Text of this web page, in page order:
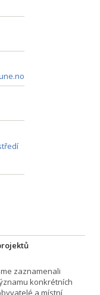
zaznamenali
konkrétních
a místní